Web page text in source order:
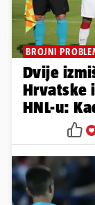
BROJNI
Dvije
Hrvatske
HNL-u: